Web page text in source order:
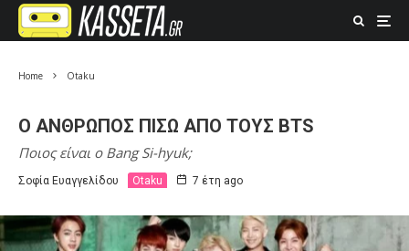
Home Otaku
Ο ΑΝΘΡΩΠΟΣ ΠΙΣΩ ΑΠΟ ΤΟΥΣ ΒTS
Ποιος είναι ο Bang Si-hyuk;
Σοφία Ευαγγελίδου Otaku 7 έτη ago